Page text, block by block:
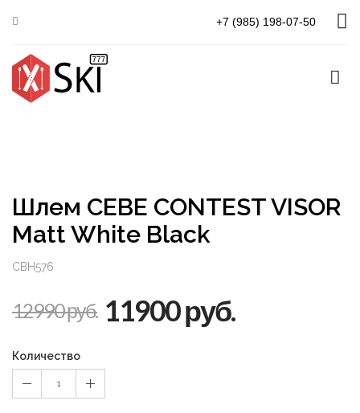
+7 (985) 198-07-50
Шлем CEBE CONTEST VISOR
Matt White Black
CBH576
12990 руб. 11900 руб.
Количество
1